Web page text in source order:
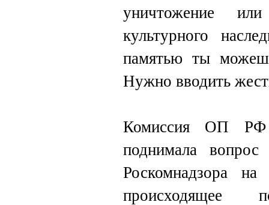
уничтожение
культурного
памятью ты
Нужно вводить
Комиссия ОП
поднимала
Роскомнадзора
происходящее